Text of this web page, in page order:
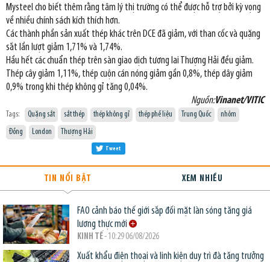
Mysteel cho biết thêm rằng tâm lý thị trường có thể được hỗ trợ bởi kỳ vọng
về nhiều chính sách kích thích hơn.
Các thành phần sản xuất thép khác trên DCE đã giảm, với than cốc và quặng
sắt lần lượt giảm 1,71% và 1,74%.
Hầu hết các chuẩn thép trên sàn giao dịch tương lai Thượng Hải đều giảm.
Thép cây giảm 1,11%, thép cuộn cán nóng giảm gần 0,8%, thép dây giảm
0,9% trong khi thép không gỉ tăng 0,04%.
Nguồn:Vinanet/VITIC
Tags: Quặng sắt sắt thép thép không gỉ thép phế liệu Trung Quốc
nhôm
Đồng
London Thượng Hải
Tweet
TIN NỔI BẬT XEM NHIỀU
FAO cảnh báo thế giới sắp đối mặt làn sóng tăng giá
lương thực mới
KINH TẾ- 10:29 06/08/2026
Xuất khẩu điện thoại và linh kiện duy trì đà tăng trưởng